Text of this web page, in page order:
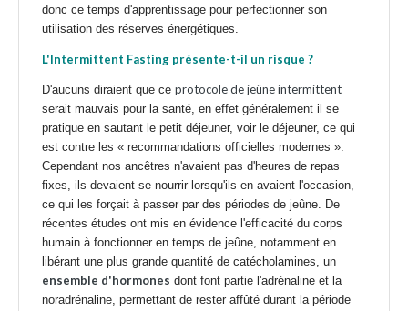
donc ce temps d'apprentissage pour perfectionner son
utilisation des réserves énergétiques.
L'Intermittent Fasting présente-t-il un risque ?
D'aucuns diraient que ce protocole de jeûne intermittent
serait mauvais pour la santé, en effet généralement il se
pratique en sautant le petit déjeuner, voir le déjeuner, ce qui
est contre les « recommandations officielles modernes ».
Cependant nos ancêtres n'avaient pas d'heures de repas
fixes, ils devaient se nourrir lorsqu'ils en avaient l'occasion,
ce qui les forçait à passer par des périodes de jeûne. De
récentes études ont mis en évidence l'efficacité du corps
humain à fonctionner en temps de jeûne, notamment en
libérant une plus grande quantité de catécholamines, un
ensemble d'hormones dont font partie l'adrénaline et la
noradrénaline, permettant de rester affûté durant la période